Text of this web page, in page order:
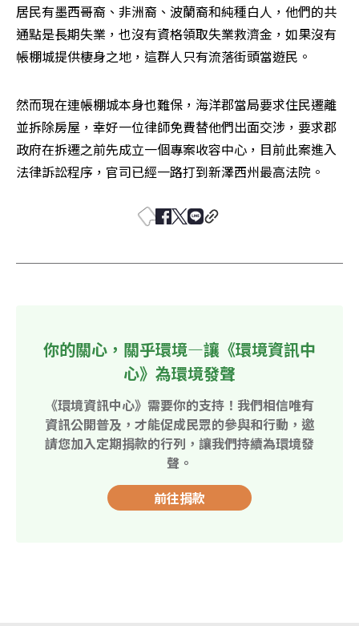
居民有墨西哥裔、非洲裔、波蘭裔和純種白人，他們的共
通點是長期失業，也沒有資格領取失業救濟金，如果沒有
帳棚城提供棲身之地，這群人只有流落街頭當遊民。
然而現在連帳棚城本身也難保，海洋郡當局要求住民遷離
並拆除房屋，幸好一位律師免費替他們出面交涉，要求郡
政府在拆遷之前先成立一個專案收容中心，目前此案進入
法律訴訟程序，官司已經一路打到新澤西州最高法院。
你的關心，關乎環境—讓《環境資訊中
心》為環境發聲
《環境資訊中心》需要你的支持！我們相信唯有
資訊公開普及，才能促成民眾的參與和行動，邀
請您加入定期捐款的行列，讓我們持續為環境發
聲。
前往捐款